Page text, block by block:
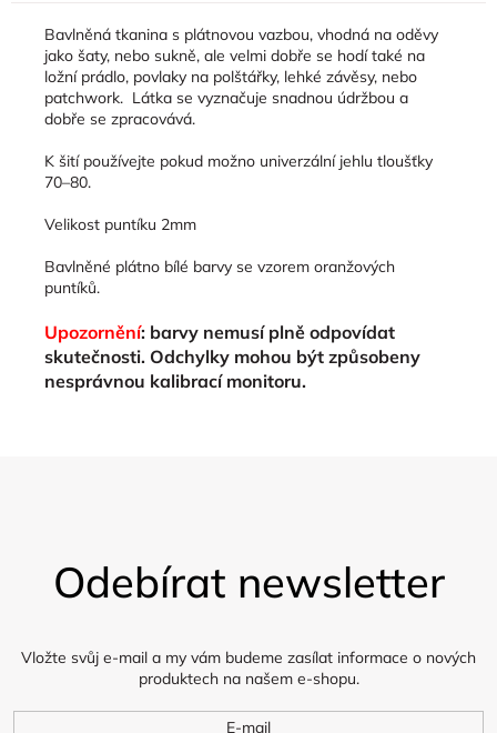
Bavlněná tkanina s plátnovou vazbou, vhodná na oděvy
jako šaty, nebo sukně, ale velmi dobře se hodí také na
ložní prádlo, povlaky na polštářky, lehké závěsy, nebo
patchwork. Látka se vyznačuje snadnou údržbou a
dobře se zpracovává.
K šití používejte pokud možno univerzální jehlu tloušťky
70–80.
Velikost puntíku 2mm
Bavlněné plátno bílé barvy se vzorem oranžových
puntíků.
Upozornění: barvy nemusí plně odpovídat
skutečnosti. Odchylky mohou být způsobeny
nesprávnou kalibrací monitoru.
Odebírat newsletter
Vložte svůj e-mail a my vám budeme zasílat informace o nových
produktech na našem e-shopu.
E-mail